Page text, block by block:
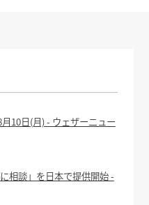
10日(月) - ウェザーニュー
相談」を日本で提供開始 -